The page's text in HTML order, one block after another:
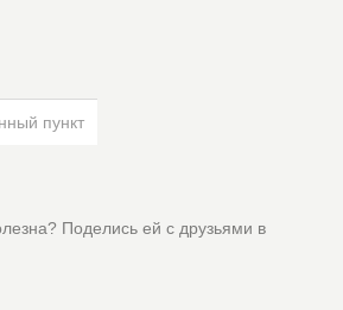
Поделись ей с друзьями в